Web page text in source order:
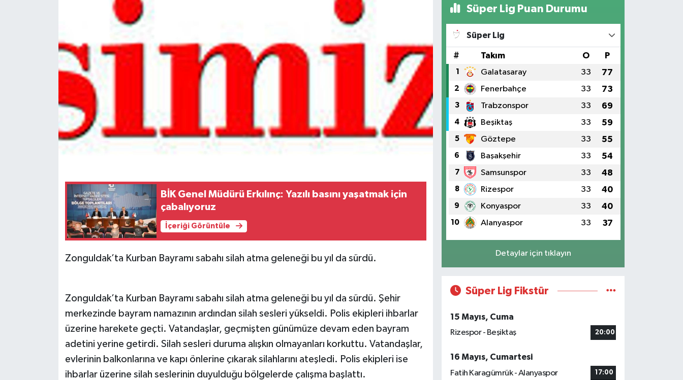
BİK Genel Müdürü Erkılınç: Yazılı basını yaşatmak için
çabalıyoruz
İçeriği Görüntüle
Zonguldak’ta Kurban Bayramı sabahı silah atma geleneği bu yıl da sürdü.
Zonguldak’ta Kurban Bayramı sabahı silah atma geleneği bu yıl da sürdü. Şehir
merkezinde bayram namazının ardından silah sesleri yükseldi. Polis ekipleri ihbarlar
üzerine harekete geçti. Vatandaşlar, geçmişten günümüze devam eden bayram
adetini yerine getirdi. Silah sesleri duruma alışkın olmayanları korkuttu. Vatandaşlar,
evlerinin balkonlarına ve kapı önlerine çıkarak silahlarını ateşledi. Polis ekipleri ise
ihbarlar üzerine silah seslerinin duyulduğu bölgelerde çalışma başlattı.
Süper Lig Puan Durumu
Süper Lig
# Takım O P
1 Galatasaray 33 77
2 Fenerbahçe 33 73
3 Trabzonspor 33 69
4 Beşiktaş 33 59
5 Göztepe 33 55
6 Başakşehir 33 54
7 Samsunspor 33 48
8 Rizespor 33 40
9 Konyaspor 33 40
10 Alanyaspor 33 37
Detaylar için tıklayın
Süper Lig Fikstür
15 Mayıs, Cuma
Rizespor - Beşiktaş
20:00
16 Mayıs, Cumartesi
Fatih Karagümrük - Alanyaspor
17:00
Teknoloji
Tokat Haberleri